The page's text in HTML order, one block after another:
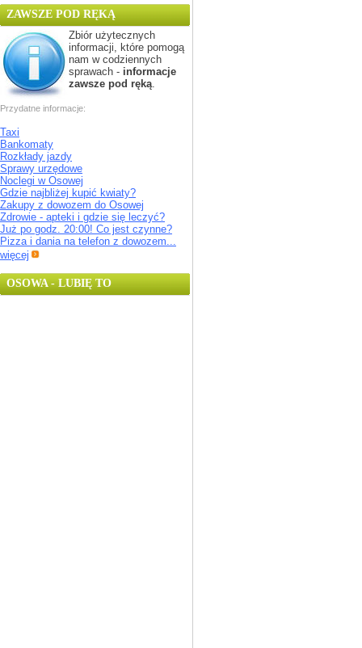
ZAWSZE POD RĘKĄ
Zbiór użytecznych
informacji, które pomogą
nam w codziennych
sprawach - informacje
zawsze pod ręką.
Przydatne informacje:
Taxi
Bankomaty
Rozkłady jazdy
Sprawy urzędowe
Noclegi w Osowej
Gdzie najbliżej kupić kwiaty?
Zakupy z dowozem do Osowej
Zdrowie - apteki i gdzie się leczyć?
Już po godz. 20:00! Co jest czynne?
Pizza i dania na telefon z dowozem...
więcej
OSOWA - LUBIĘ TO